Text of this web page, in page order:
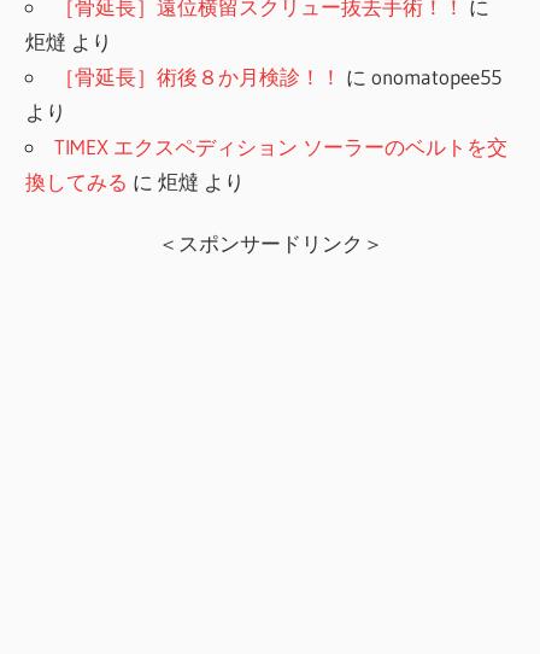
［骨延長］遠位横留スクリュー抜去手術！！ に
炬燵 より
［骨延長］術後８か月検診！！ にonomatopee55
より
TIMEX エクスペディション ソーラーのベルトを交
換してみる に炬燵 より
＜スポンサードリンク＞